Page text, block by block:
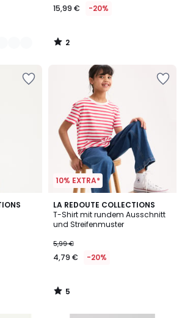
15,99 € -20%
2
/
10% EXTRA*
LA REDOUTE COLLECTIONS
T-Shirt mit rundem Ausschnitt
und Streifenmuster
5,99 €
4,79 € -20%
5
/
5
5
/